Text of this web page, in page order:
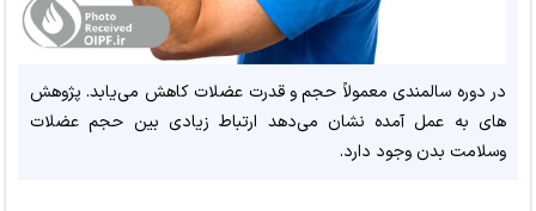
در دوره سالمندی معمولاً حجم و قدرت عضلات کاهش می‌یابد. پژوهش‌
های به عمل آمده نشان می‌دهد ارتباط زیادی بین حجم عضلات
وسلامت بدن وجود دارد.